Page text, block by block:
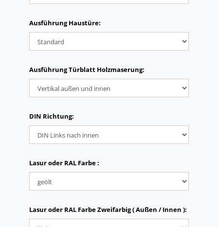
Ausführung Haustüre:
Ausführung Türblatt Holzmaserung:
DIN Richtung:
Lasur oder RAL Farbe :
Lasur oder RAL Farbe Zweifarbig ( Außen / Innen ):